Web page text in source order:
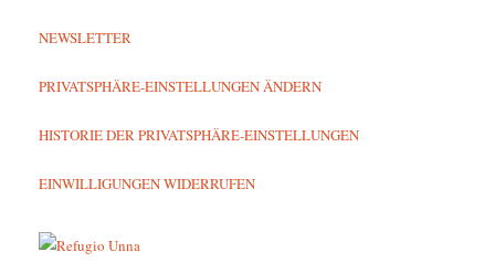
NEWSLETTER
PRIVATSPHÄRE-EINSTELLUNGEN ÄNDERN
HISTORIE DER PRIVATSPHÄRE-EINSTELLUNGEN
EINWILLIGUNGEN WIDERRUFEN